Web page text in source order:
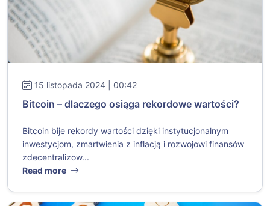
15 listopada 2024 | 00:42
Bitcoin – dlaczego osiąga rekordowe wartości?
Bitcoin bije rekordy wartości dzięki instytucjonalnym
inwestycjom, zmartwienia z inflacją i rozwojowi finansów
zdecentralizow...
Read more